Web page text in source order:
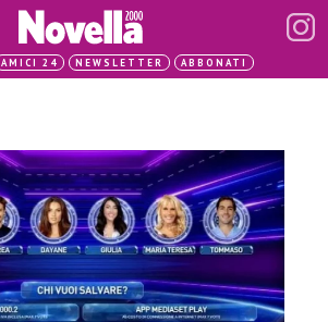
AMICI 24 NEWSLETTER ABBONATI